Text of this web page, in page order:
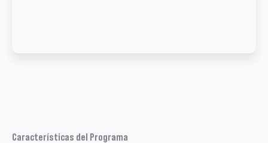
Características del Programa